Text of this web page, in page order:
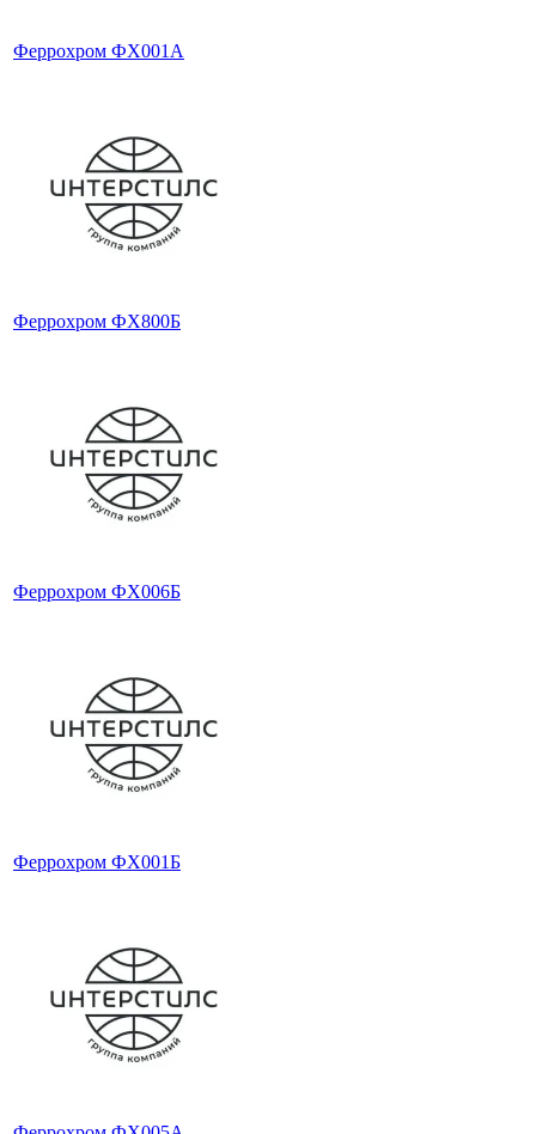
Феррохром ФХ001А
Феррохром ФХ800Б
Феррохром ФХ006Б
Феррохром ФХ001Б